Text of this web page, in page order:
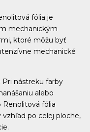
fólia je
mechanickým
ktoré môžu byť
mechanické
Pri nástreku farby
alebo
fólia
po celej ploche,